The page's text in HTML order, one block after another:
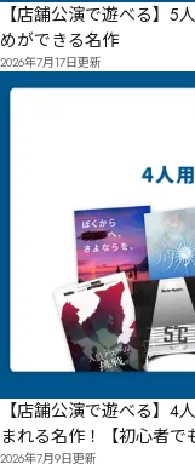
【店舗公演で遊べる】5
めができる名作
2026年7月17日更新
【店舗公演で遊べる】4
まれる名作！【初心者で
2026年7月9日更新